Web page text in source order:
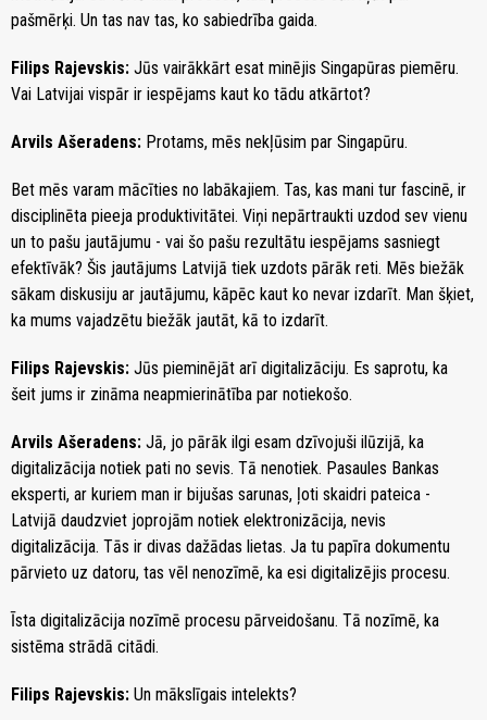
pašmērķi. Un tas nav tas, ko sabiedrība gaida.
Filips Rajevskis: Jūs vairākkārt esat minējis Singapūras piemēru.
Vai Latvijai vispār ir iespējams kaut ko tādu atkārtot?
Arvils Ašeradens: Protams, mēs nekļūsim par Singapūru.
Bet mēs varam mācīties no labākajiem. Tas, kas mani tur fascinē, ir
disciplinēta pieeja produktivitātei. Viņi nepārtraukti uzdod sev vienu
un to pašu jautājumu - vai šo pašu rezultātu iespējams sasniegt
efektīvāk? Šis jautājums Latvijā tiek uzdots pārāk reti. Mēs biežāk
sākam diskusiju ar jautājumu, kāpēc kaut ko nevar izdarīt. Man šķiet,
ka mums vajadzētu biežāk jautāt, kā to izdarīt.
Filips Rajevskis: Jūs pieminējāt arī digitalizāciju. Es saprotu, ka
šeit jums ir zināma neapmierinātība par notiekošo.
Arvils Ašeradens: Jā, jo pārāk ilgi esam dzīvojuši ilūzijā, ka
digitalizācija notiek pati no sevis. Tā nenotiek. Pasaules Bankas
eksperti, ar kuriem man ir bijušas sarunas, ļoti skaidri pateica -
Latvijā daudzviet joprojām notiek elektronizācija, nevis
digitalizācija. Tās ir divas dažādas lietas. Ja tu papīra dokumentu
pārvieto uz datoru, tas vēl nenozīmē, ka esi digitalizējis procesu.
Īsta digitalizācija nozīmē procesu pārveidošanu. Tā nozīmē, ka
sistēma strādā citādi.
Filips Rajevskis: Un mākslīgais intelekts?